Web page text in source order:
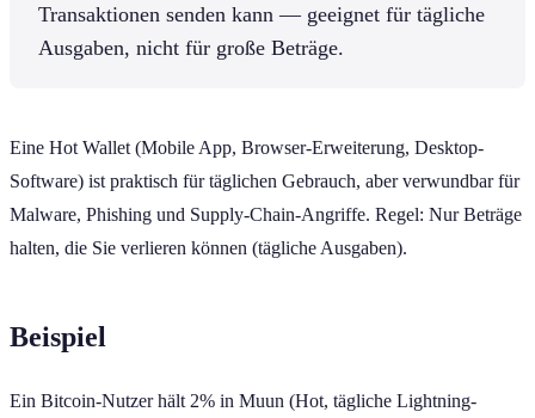
Transaktionen senden kann — geeignet für tägliche
Ausgaben, nicht für große Beträge.
Eine Hot Wallet (Mobile App, Browser-Erweiterung, Desktop-
Software) ist praktisch für täglichen Gebrauch, aber verwundbar für
Malware, Phishing und Supply-Chain-Angriffe. Regel: Nur Beträge
halten, die Sie verlieren können (tägliche Ausgaben).
Beispiel
Ein Bitcoin-Nutzer hält 2% in Muun (Hot, tägliche Lightning-